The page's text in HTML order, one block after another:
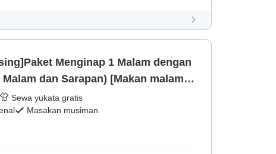
Menginap 1 Malam dengan
dan Sarapan) [Makan malam
Jepang]
Sewa yukata gratis
Masakan musiman